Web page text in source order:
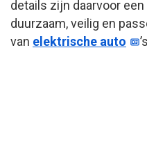
details zijn daarvoor
duurzaam, veilig en
van elektrische auto